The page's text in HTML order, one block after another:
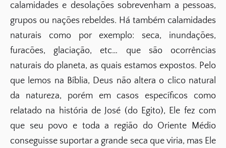
calamidades e desolações sobrevenham a pessoas,
grupos ou nações rebeldes. Há também calamidades
naturais como por exemplo: seca, inundações,
furacões, glaciação, etc… que são ocorrências
naturais do planeta, as quais estamos expostos. Pelo
que lemos na Bíblia, Deus não altera o clico natural
da natureza, porém em casos específicos como
relatado na história de José (do Egito), Ele fez com
que seu povo e toda a região do Oriente Médio
conseguisse suportar a grande seca que viria, mas Ele